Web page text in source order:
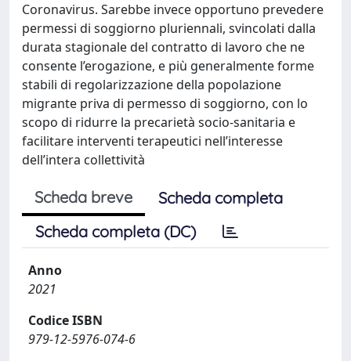
Coronavirus. Sarebbe invece opportuno prevedere
permessi di soggiorno pluriennali, svincolati dalla
durata stagionale del contratto di lavoro che ne
consente l’erogazione, e più generalmente forme
stabili di regolarizzazione della popolazione
migrante priva di permesso di soggiorno, con lo
scopo di ridurre la precarietà socio-sanitaria e
facilitare interventi terapeutici nell’interesse
dell’intera collettività
Scheda breve
Scheda completa
Scheda completa (DC)
Anno
2021
Codice ISBN
979-12-5976-074-6